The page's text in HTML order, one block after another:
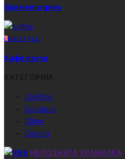
Времето днес
L IFESTYLE
Кафе пауза
LifeStyle
България
Свят
Спорт
НЕПОЗНАТА ХРАНИЛКА